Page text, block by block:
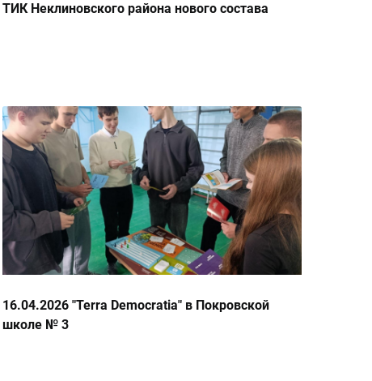
ТИК Неклиновского района нового состава
16.04.2026 "Terra Democratia" в Покровской
школе № 3